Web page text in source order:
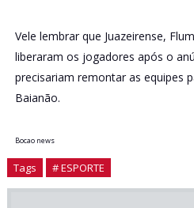
Vele lembrar que Juazeirense,
liberaram os jogadores após o
precisariam remontar as equipes
Baianão.
Bocao news
Tags # ESPORTE